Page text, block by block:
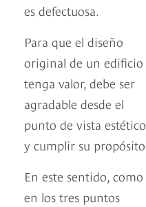
es defectuosa.
Para que el diseño
original de un edificio
tenga valor, debe ser
agradable desde el
punto de vista estético
y cumplir su propósito.
En este sentido, como
en los tres puntos